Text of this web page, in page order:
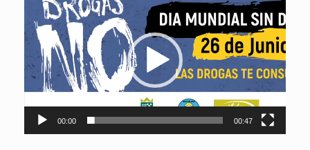
vídeo
00:00 00:47